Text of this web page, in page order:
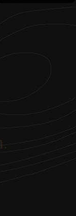
wall; it can
bypassed
chairs to beds
extending
popular lately
in homes